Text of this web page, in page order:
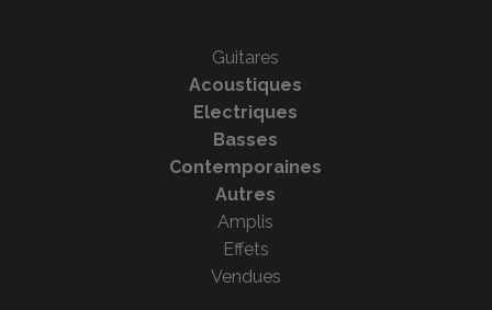
Guitares
Acoustiques
Electriques
Basses
Contemporaines
Autres
Amplis
Effets
Vendues